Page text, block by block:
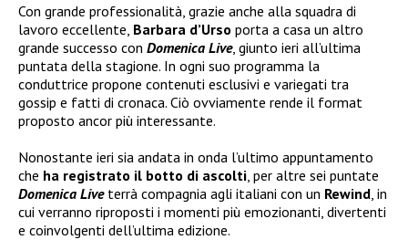
Con grande professionalità, grazie anche alla squadra di
lavoro eccellente, Barbara d’Urso porta a casa un altro
grande successo con Domenica Live, giunto ieri all’ultima
puntata della stagione. In ogni suo programma la
conduttrice propone contenuti esclusivi e variegati tra
gossip e fatti di cronaca. Ciò ovviamente rende il format
proposto ancor più interessante.
Nonostante ieri sia andata in onda l’ultimo appuntamento
che ha registrato il botto di ascolti , per altre sei puntate
Domenica Liveterrà compagnia agli italiani con un Rewind , in
cui verranno riproposti i momenti più emozionanti, divertenti
e coinvolgenti dell’ultima edizione.